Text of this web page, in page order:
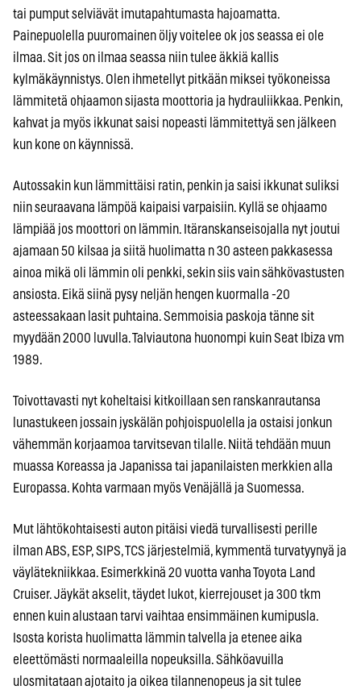
tai pumput selviävät imutapahtumasta hajoamatta.
Painepuolella puuromainen öljy voitelee ok jos seassa ei ole
ilmaa. Sit jos on ilmaa seassa niin tulee äkkiä kallis
kylmäkäynnistys. Olen ihmetellyt pitkään miksei työkoneissa
lämmitetä ohjaamon sijasta moottoria ja hydrauliikkaa. Penkin,
kahvat ja myös ikkunat saisi nopeasti lämmitettyä sen jälkeen
kun kone on käynnissä.
Autossakin kun lämmittäisi ratin, penkin ja saisi ikkunat suliksi
niin seuraavana lämpöä kaipaisi varpaisiin. Kyllä se ohjaamo
lämpiää jos moottori on lämmin. Itäranskanseisojalla nyt joutui
ajamaan 50 kilsaa ja siitä huolimatta n 30 asteen pakkasessa
ainoa mikä oli lämmin oli penkki, sekin siis vain sähkövastusten
ansiosta. Eikä siinä pysy neljän hengen kuormalla -20
asteessakaan lasit puhtaina. Semmoisia paskoja tänne sit
myydään 2000 luvulla. Talviautona huonompi kuin Seat Ibiza vm
1989.
Toivottavasti nyt koheltaisi kitkoillaan sen ranskanrautansa
lunastukeen jossain jyskälän pohjoispuolella ja ostaisi jonkun
vähemmän korjaamoa tarvitsevan tilalle. Niitä tehdään muun
muassa Koreassa ja Japanissa tai japanilaisten merkkien alla
Europassa. Kohta varmaan myös Venäjällä ja Suomessa.
Mut lähtökohtaisesti auton pitäisi viedä turvallisesti perille
ilman ABS, ESP, SIPS, TCS järjestelmiä, kymmentä turvatyynyä ja
väylätekniikkaa. Esimerkkinä 20 vuotta vanha Toyota Land
Cruiser. Jäykät akselit, täydet lukot, kierrejouset ja 300 tkm
ennen kuin alustaan tarvi vaihtaa ensimmäinen kumipusla.
Isosta korista huolimatta lämmin talvella ja etenee aika
eleettömästi normaaleilla nopeuksilla. Sähköavuilla
ulosmitataan ajotaito ja oikea tilannenopeus ja sit tulee